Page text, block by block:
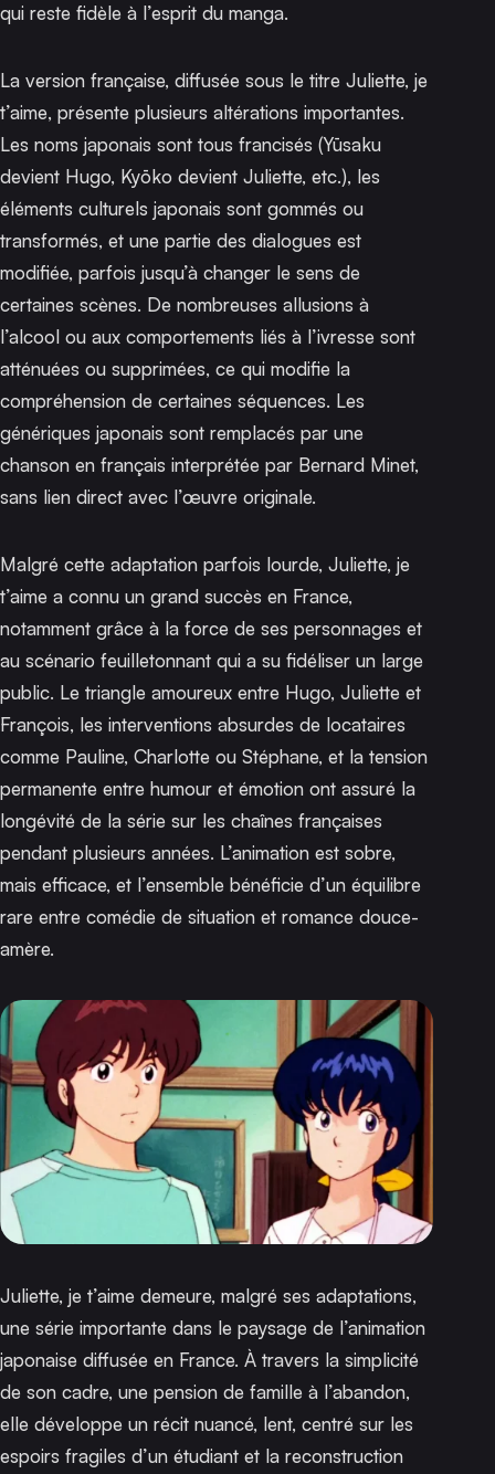
qui reste fidèle à l’esprit du manga.
La version française, diffusée sous le titre Juliette, je
t’aime, présente plusieurs altérations importantes.
Les noms japonais sont tous francisés (Yūsaku
devient Hugo, Kyōko devient Juliette, etc.), les
éléments culturels japonais sont gommés ou
transformés, et une partie des dialogues est
modifiée, parfois jusqu’à changer le sens de
certaines scènes. De nombreuses allusions à
l’alcool ou aux comportements liés à l’ivresse sont
atténuées ou supprimées, ce qui modifie la
compréhension de certaines séquences. Les
génériques japonais sont remplacés par une
chanson en français interprétée par Bernard Minet,
sans lien direct avec l’œuvre originale.
Malgré cette adaptation parfois lourde, Juliette, je
t’aime a connu un grand succès en France,
notamment grâce à la force de ses personnages et
au scénario feuilletonnant qui a su fidéliser un large
public. Le triangle amoureux entre Hugo, Juliette et
François, les interventions absurdes de locataires
comme Pauline, Charlotte ou Stéphane, et la tension
permanente entre humour et émotion ont assuré la
longévité de la série sur les chaînes françaises
pendant plusieurs années. L’animation est sobre,
mais efficace, et l’ensemble bénéficie d’un équilibre
rare entre comédie de situation et romance douce-
amère.
Juliette, je t’aime demeure, malgré ses adaptations,
une série importante dans le paysage de l’animation
japonaise diffusée en France. À travers la simplicité
de son cadre, une pension de famille à l’abandon,
elle développe un récit nuancé, lent, centré sur les
espoirs fragiles d’un étudiant et la reconstruction